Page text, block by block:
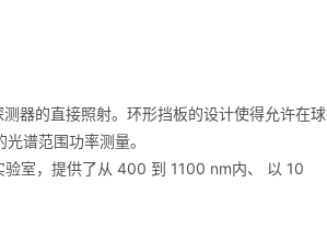
器的直接照射。环形挡板的设计使得允许在球
谱范围功率测量。
室，提供了从 400 到 1100 nm内、 以 10